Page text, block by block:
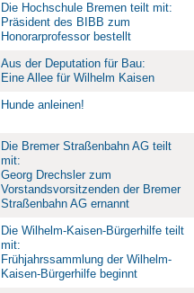
Die Hochschule Bremen teilt mit:
Präsident des BIBB zum
Honorarprofessor bestellt
Aus der Deputation für Bau:
Eine Allee für Wilhelm Kaisen
Hunde anleinen!
Die Bremer Straßenbahn AG teilt
mit:
Georg Drechsler zum
Vorstandsvorsitzenden der Bremer
Straßenbahn AG ernannt
Die Wilhelm-Kaisen-Bürgerhilfe teilt
mit:
Frühjahrssammlung der Wilhelm-
Kaisen-Bürgerhilfe beginnt